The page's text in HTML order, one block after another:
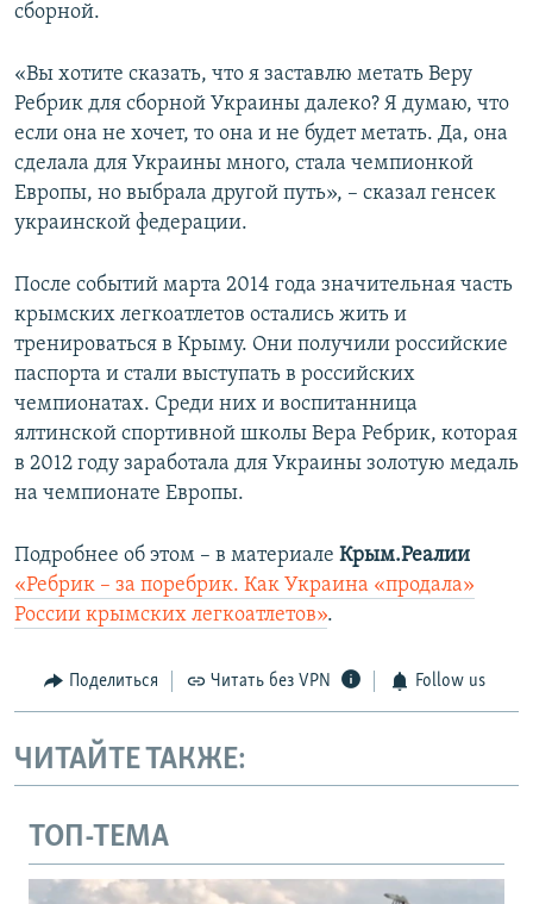
сборной.
«Вы хотите сказать, что я заставлю метать Веру
Ребрик для сборной Украины далеко? Я думаю, что
если она не хочет, то она и не будет метать. Да, она
сделала для Украины много, стала чемпионкой
Европы, но выбрала другой путь», – сказал генсек
украинской федерации.
После событий марта 2014 года значительная часть
крымских легкоатлетов остались жить и
тренироваться в Крыму. Они получили российские
паспорта и стали выступать в российских
чемпионатах. Среди них и воспитанница
ялтинской спортивной школы Вера Ребрик, которая
в 2012 году заработала для Украины золотую медаль
на чемпионате Европы.
Подробнее об этом – в материале Крым.Реалии
«Ребрик – за поребрик. Как Украина «продала»
России крымских легкоатлетов».
Поделиться Читать без VPN Follow us
ЧИТАЙТЕ ТАКЖЕ:
ТОП-ТЕМА